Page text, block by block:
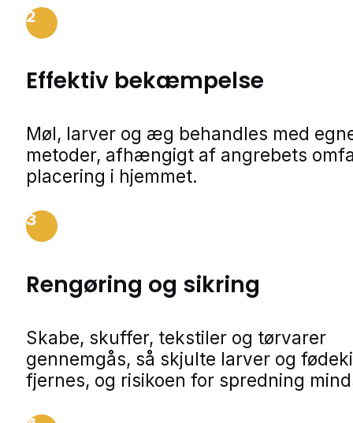
2
Effektiv bekæmpelse
Møl, larver og æg behandles med
metoder, afhængigt af angrebets
placering i hjemmet.
3
Rengøring og sikring
Skabe, skuffer, tekstiler og tørvarer
gennemgås, så skjulte larver og
fjernes, og risikoen for spredning